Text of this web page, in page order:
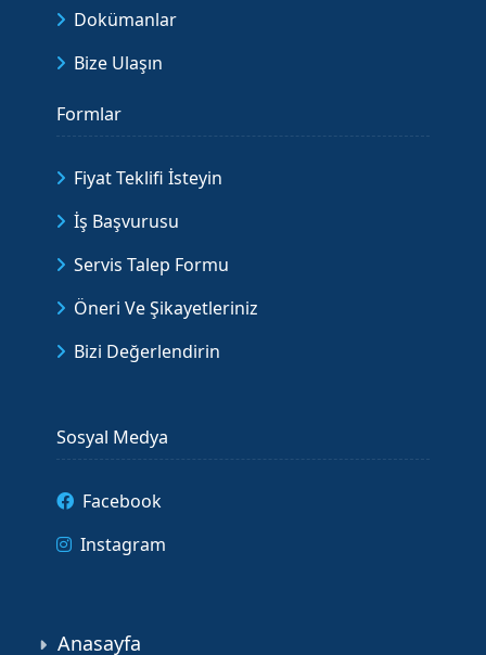
Dokümanlar
Bize Ulaşın
Formlar
Fiyat Teklifi İsteyin
İş Başvurusu
Servis Talep Formu
Öneri Ve Şikayetleriniz
Bizi Değerlendirin
Sosyal Medya
Facebook
Instagram
Anasayfa